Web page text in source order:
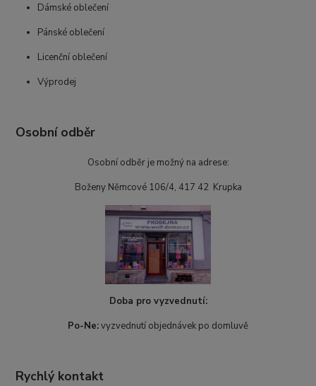
Dámské oblečení
Pánské oblečení
Licenční oblečení
Výprodej
Osobní odběr
Osobní odběr je možný na adrese:
Boženy Němcové 106/4, 417 42 Krupka
Doba pro vyzvednutí:
Po-Ne:vyzvednutí objednávek po domluvě
Rychlý kontakt